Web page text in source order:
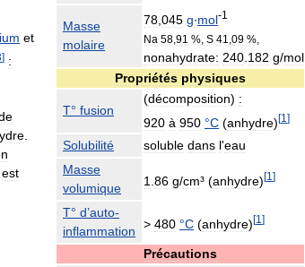
Masse
molaire
78 045 g∙mol-1
Na 58 91 %, S 41 09 %,
nonahydrate: 240 182 g/mol
Propriétés physiques
T° fusion
(décomposition) :
920 à 950 °C (anhydre)[1 ]
Solubilité soluble dans l'eau
Masse
volumique
1 86 g/cm³ (anhydre)[1 ]
T° d’auto-
inflammation
> 480 °C (anhydre)[1 ]
Précautions
et
] :
.
est